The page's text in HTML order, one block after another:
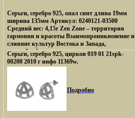
Украшения Zen Zone дарят вам привилегию
избранных – подчеркивать, менять и
создавать свой неповторимый образ,
приобретая при этом заряд настроения и
уверенность в своем успехе.
Серьги, серебро 925, опал синт длина 19мм
ширина 135мм Артикул: 0240121-03500
Средний вес: 4,15г Zen Zone – территория
гармонии и красоты Взаимопроникновение и
слияние культур Востока и Запада,
сочетабхлфюние контрастов и
противоположностей Настроения неонового
Токио, обаяние французских кофеин,
романтика коралловых рифов и лазурных
побережий Бали, динамика моды и
тенденций Милана – все это воплотилось в
Дизайнеры изменили традиционному
Серьги, серебро 925, циркон 019 01 21spk-
00208 2010 г инфо 11369w.
Подробно